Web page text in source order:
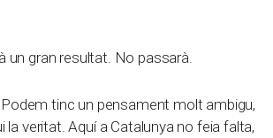
un gran resultat. No passarà.
tinc un pensament molt ambigu,
la veritat. Aquí a Catalunya no feia falta,